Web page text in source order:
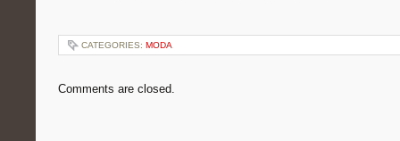
CATEGORIES: MODA
Comments are closed.